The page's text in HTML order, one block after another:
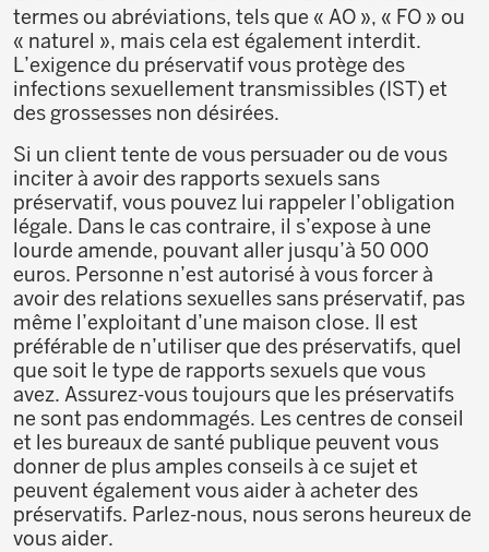
termes ou abréviations, tels que « AO », « FO » ou
« naturel », mais cela est également interdit.
L’exigence du préservatif vous protège des
infections sexuellement transmissibles (IST) et
des grossesses non désirées.
Si un client tente de vous persuader ou de vous
inciter à avoir des rapports sexuels sans
préservatif, vous pouvez lui rappeler l’obligation
légale. Dans le cas contraire, il s’expose à une
lourde amende, pouvant aller jusqu’à 50 000
euros. Personne n’est autorisé à vous forcer à
avoir des relations sexuelles sans préservatif, pas
même l’exploitant d’une maison close. Il est
préférable de n’utiliser que des préservatifs, quel
que soit le type de rapports sexuels que vous
avez. Assurez-vous toujours que les préservatifs
ne sont pas endommagés. Les centres de conseil
et les bureaux de santé publique peuvent vous
donner de plus amples conseils à ce sujet et
peuvent également vous aider à acheter des
préservatifs. Parlez-nous, nous serons heureux de
vous aider.